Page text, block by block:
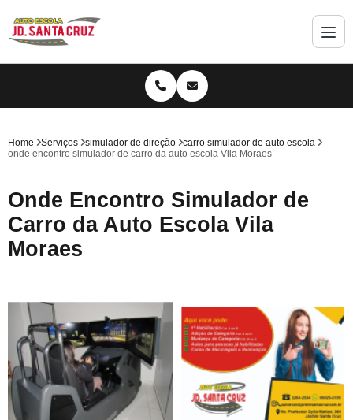
Home Serviços simulador de direção
carro simulador de auto escola
onde encontro simulador de carro da auto escola Vila Moraes
Onde Encontro Simulador de
Carro da Auto Escola Vila
Moraes